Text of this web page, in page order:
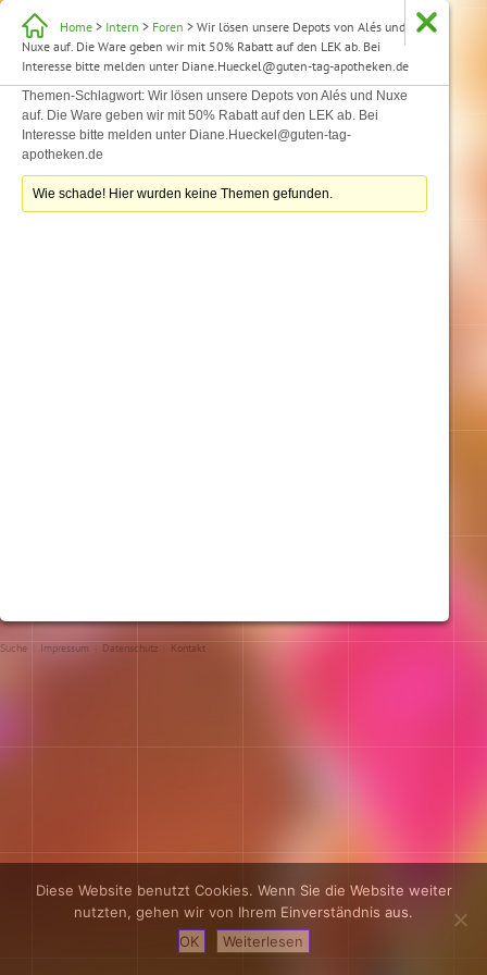
Home > Intern > Foren > Wir lösen unsere Depots von Alés und
Nuxe auf. Die Ware geben wir mit 50% Rabatt auf den LEK ab. Bei
Interesse bitte melden unter Diane.Hueckel@guten-tag-apotheken.de
Themen-Schlagwort: Wir lösen unsere Depots von Alés und Nuxe
auf. Die Ware geben wir mit 50% Rabatt auf den LEK ab. Bei
Interesse bitte melden unter Diane.Hueckel@guten-tag-
apotheken.de
Wie schade! Hier wurden keine Themen gefunden.
Suche Impressum Datenschutz Kontakt
Diese Website benutzt Cookies. Wenn Sie die Website weiter
nutzten, gehen wir von Ihrem Einverständnis aus.
OK
Weiterlesen